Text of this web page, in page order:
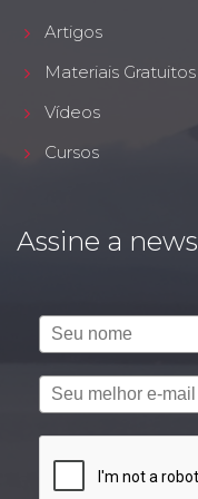
Artigos
Materiais Gratuitos
Vídeos
Cursos
Assine a